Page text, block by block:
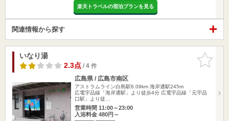
楽天トラベルの宿泊プランを見る
関連情報から探す
お気に入
りに追加
いなり湯
2.3点/ 4 件
広島県 / 広島市南区
アストラムライン白島駅6.09km 海岸通駅245m
広電宇品線「海岸通駅」より徒歩4分 広電宇品線「元宇品
口駅」より徒…
営業時間 11:00～23:00
入浴料金 480円～